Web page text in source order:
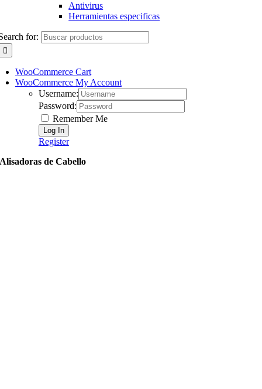
Antivirus
Herramientas especificas
for:
WooCommerce Cart
WooCommerce My Account
Username:
Password:
Remember Me
Register
Alisadoras de Cabello